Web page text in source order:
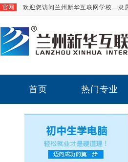
官网 欢迎您访问兰州新华互联网学校—隶
首页 热门专业